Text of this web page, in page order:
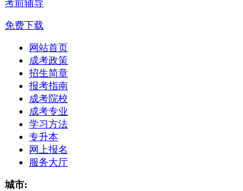
考前辅导
免费下载
网站首页
成考政策
招生简章
报考指南
成考院校
成考专业
学习方法
专升本
网上报名
服务大厅
城市: